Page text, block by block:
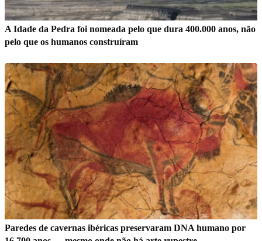
A Idade da Pedra foi nomeada pelo que dura 400.000 anos, não
pelo que os humanos construíram
Paredes de cavernas ibéricas preservaram DNA humano por